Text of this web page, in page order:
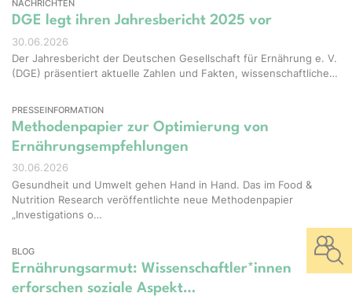
NACHRICHTEN
DGE legt ihren Jahresbericht 2025 vor
30.06.2026
Der Jahresbericht der Deutschen Gesellschaft für Ernährung e. V.
(DGE) präsentiert aktuelle Zahlen und Fakten, wissenschaftliche…
PRESSEINFORMATION
Methodenpapier zur Optimierung von
Ernährungsempfehlungen
30.06.2026
Gesundheit und Umwelt gehen Hand in Hand. Das im Food &
Nutrition Research veröffentlichte neue Methodenpapier
„Investigations o…
BLOG
Ernährungsarmut: Wissenschaftler*innen
erforschen soziale Aspekt…